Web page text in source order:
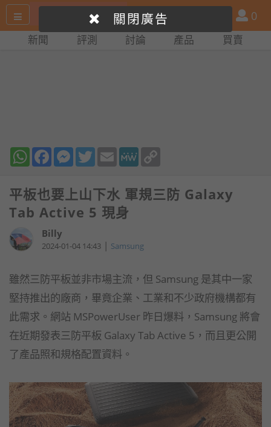
尋
產
品
比
會
員
0
新聞 評測 討論 產品 買賣
WhatsAppFacebookMessenger
TwitterEmail MeWe
平板也要上山下水 軍規三防 Galaxy
Tab Active 5 現身
Billy
2024-01-04 14:43 | Samsung
雖然三防平板並非市場主流，但 Samsung 是其中一家
堅持推出的廠商，畢竟企業、工業和不少政府機構都有
此需求。網站 MSPowerUser 昨日爆料，Samsung 將會
在近期發表三防平板 Galaxy Tab Active 5，而且更公開
了產品照和規格配置資料。
關閉廣告